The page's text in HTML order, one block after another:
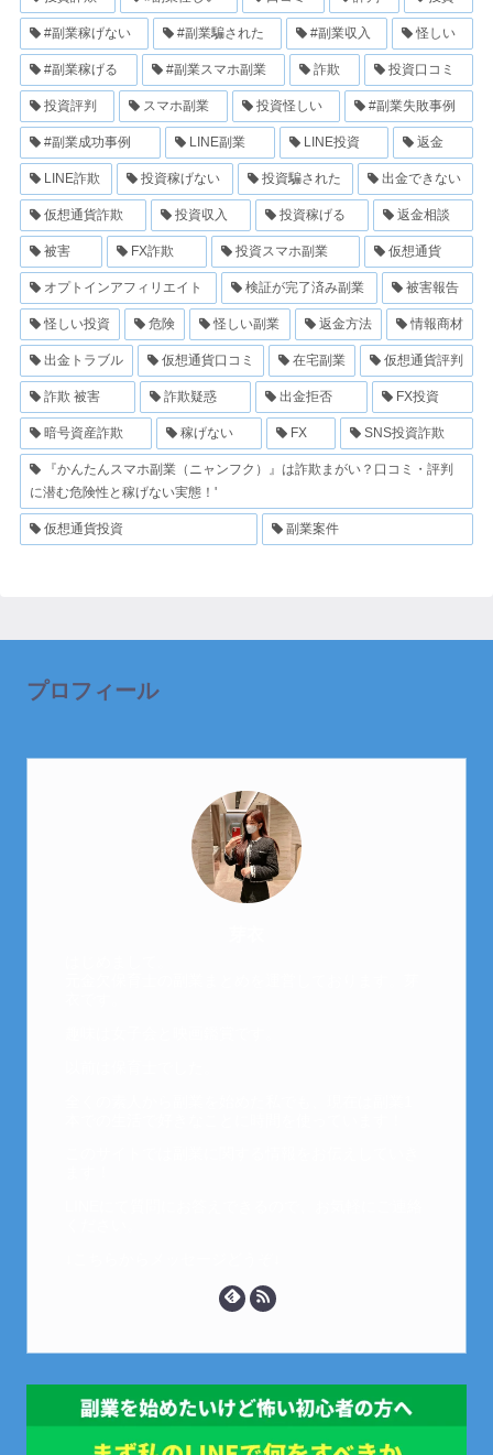
#副業稼げない #副業騙された #副業収入 怪しい
#副業稼げる #副業スマホ副業 詐欺 投資口コミ
投資評判 スマホ副業 投資怪しい #副業失敗事例
#副業成功事例 LINE副業 LINE投資 返金
LINE詐欺 投資稼げない 投資騙された 出金できない
仮想通貨詐欺 投資収入 投資稼げる 返金相談
被害 FX詐欺 投資スマホ副業 仮想通貨
オプトインアフィリエイト 検証が完了済み副業 被害報告
怪しい投資 危険 怪しい副業 返金方法 情報商材
出金トラブル 仮想通貨口コミ 在宅副業 仮想通貨評判
詐欺 被害 詐欺疑惑 出金拒否 FX投資
暗号資産詐欺 稼げない FX SNS投資詐欺
『かんたんスマホ副業（ニャンフク）』は詐欺まがい？口コミ・評判
に潜む危険性と稼げない実態！'
仮想通貨投資 副業案件
プロフィール